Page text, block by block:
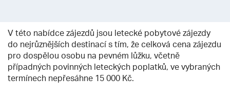
V této nabídce zájezdů jsou letecké pobytové zájezdy
do nejrůznějších destinací s tím, že celková cena zájezdu
pro dospělou osobu na pevném lůžku, včetně
případných povinných leteckých poplatků, ve vybraných
termínech nepřesáhne 15 000 Kč.